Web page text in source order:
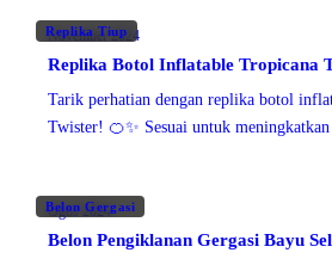
Replika Tiup
November 2024
Replika Botol Inflatable Tropicana
Tarik perhatian dengan replika botol
Twister! 🍊✨ Sesuai untuk
Belon Gergasi
Ogos 2024
Belon Pengiklanan Gergasi Bayu